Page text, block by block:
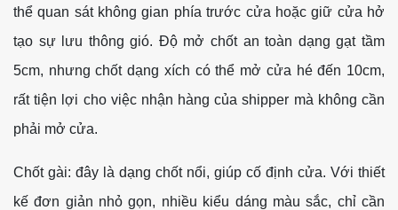
thể quan sát không gian phía trước cửa hoặc giữ cửa hở
tạo sự lưu thông gió. Độ mở chốt an toàn dạng gạt tầm
5cm, nhưng chốt dạng xích có thể mở cửa hé đến 10cm,
rất tiện lợi cho việc nhận hàng của shipper mà không cần
phải mở cửa.
Chốt gài: đây là dạng chốt nổi, giúp cố định cửa. Với thiết
kế đơn giản nhỏ gọn, nhiều kiểu dáng màu sắc, chỉ cần